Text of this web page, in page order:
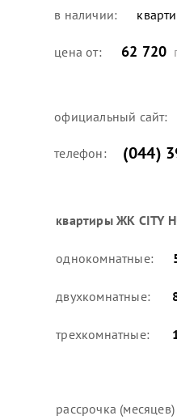
в наличии:
цена от: 62 720
официальный сайт:
телефон: (044)
квартирыЖК CITY
однокомнатные:
двухкомнатные:
трехкомнатные:
рассрочка